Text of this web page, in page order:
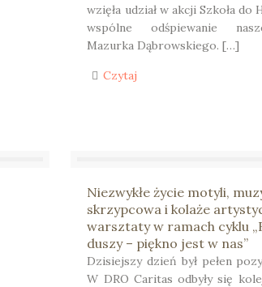
wzięła udział w akcji Szkoła do
wspólne odśpiewanie
Mazurka Dąbrowskiego. […]
Czytaj
Niezwykłe życie motyli,
skrzypcowa i kolaże
warsztaty w ramach cyklu
duszy – piękno jest w nas”
Dzisiejszy dzień był pełen
W DRO Caritas odbyły się